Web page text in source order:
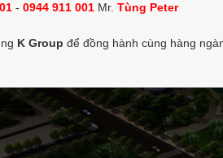
- 0944 911 001 Mr. Tùng Peter
K Group để đồng hành cùng hàng